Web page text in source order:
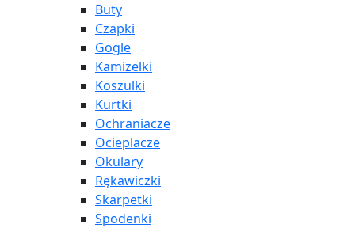
Buty
Czapki
Gogle
Kamizelki
Koszulki
Kurtki
Ochraniacze
Ocieplacze
Okulary
Rękawiczki
Skarpetki
Spodenki